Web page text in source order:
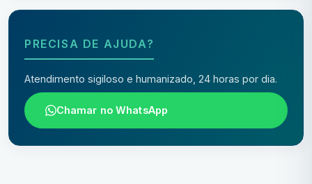
PRECISA DE AJUDA?
Atendimento sigiloso e humanizado, 24 horas por dia.
Chamar no WhatsApp